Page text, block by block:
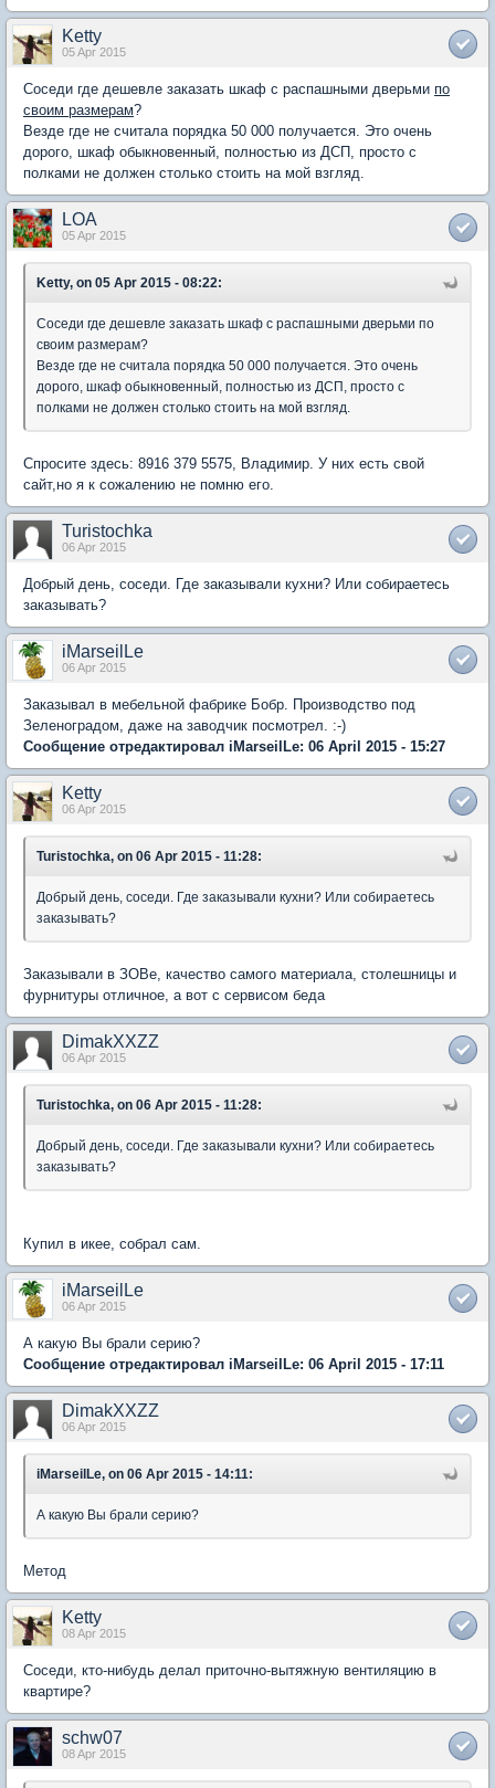
Ketty
05 Apr 2015
Соседи где дешевле заказать шкаф с распашными дверьми по
своим размерам?
Везде где не считала порядка 50 000 получается. Это очень
дорого, шкаф обыкновенный, полностью из ДСП, просто с
полками не должен столько стоить на мой взгляд.
LOA
05 Apr 2015
Ketty, on 05 Apr 2015 - 08:22:
Соседи где дешевле заказать шкаф с распашными дверьми по
своим размерам?
Везде где не считала порядка 50 000 получается. Это очень
дорого, шкаф обыкновенный, полностью из ДСП, просто с
полками не должен столько стоить на мой взгляд.
Спросите здесь: 8916 379 5575, Владимир. У них есть свой
сайт,но я к сожалению не помню его.
Turistochka
06 Apr 2015
Добрый день, соседи. Где заказывали кухни? Или собираетесь
заказывать?
iMarseilLe
06 Apr 2015
Заказывал в мебельной фабрике Бобр. Производство под
Зеленоградом, даже на заводчик посмотрел. :-)
Сообщение отредактировал iMarseilLe: 06 April 2015 - 15:27
Ketty
06 Apr 2015
Turistochka, on 06 Apr 2015 - 11:28:
Добрый день, соседи. Где заказывали кухни? Или собираетесь
заказывать?
Заказывали в ЗОВе, качество самого материала, столешницы и
фурнитуры отличное, а вот с сервисом беда
DimakXXZZ
06 Apr 2015
Turistochka, on 06 Apr 2015 - 11:28:
Добрый день, соседи. Где заказывали кухни? Или собираетесь
заказывать?
Купил в икее, собрал сам.
iMarseilLe
06 Apr 2015
А какую Вы брали серию?
Сообщение отредактировал iMarseilLe: 06 April 2015 - 17:11
DimakXXZZ
06 Apr 2015
iMarseilLe, on 06 Apr 2015 - 14:11:
А какую Вы брали серию?
Метод
Ketty
08 Apr 2015
Соседи, кто-нибудь делал приточно-вытяжную вентиляцию в
квартире?
schw07
08 Apr 2015